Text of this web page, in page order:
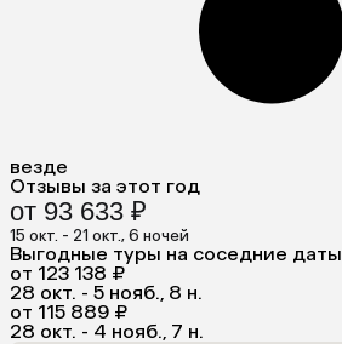
везде
Отзывы за этот год
от 93 633 ₽
15 окт. - 21 окт., 6 ночей
Выгодные туры на соседние даты
от 123 138 ₽
28 окт. - 5 нояб., 8 н.
от 115 889 ₽
28 окт. - 4 нояб., 7 н.